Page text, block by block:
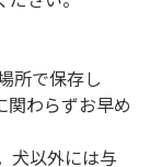
所で保存し
関わらずお早め
犬以外には与